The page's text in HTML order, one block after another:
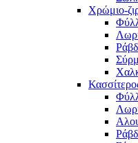
Χρώμιο-